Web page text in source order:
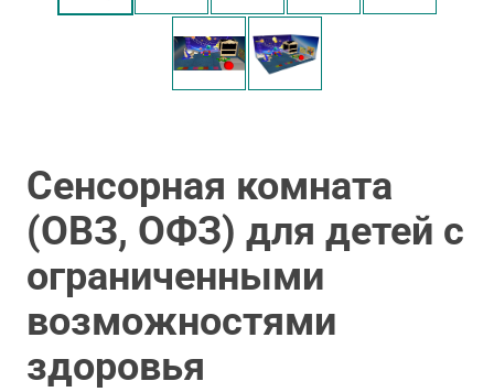
Сенсорная комната
(ОВЗ, ОФЗ) для детей с
ограниченными
возможностями
здоровья